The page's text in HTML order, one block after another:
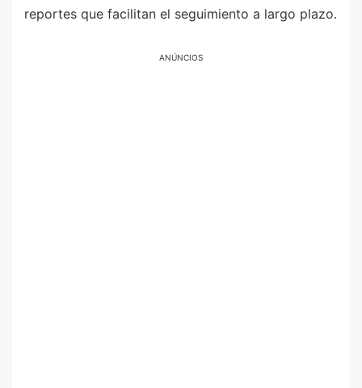
reportes que facilitan el seguimiento a largo plazo.
ANÚNCIOS